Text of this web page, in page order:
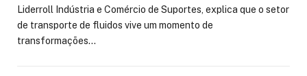
Liderroll Indústria e Comércio de Suportes, explica que o setor
de transporte de fluidos vive um momento de
transformações…